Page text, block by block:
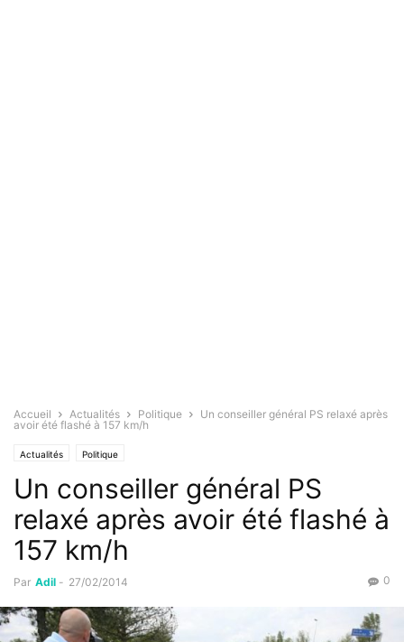
Accueil Actualités Politique
Un conseiller général PS relaxé après
avoir été flashé à 157 km/h
Actualités Politique
Un conseiller général PS
relaxé après avoir été flashé à
157 km/h
Par Adil - 27/02/2014 0